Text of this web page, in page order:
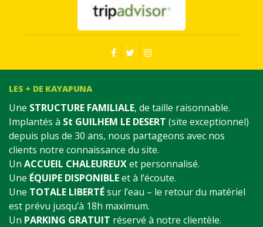
LES + DE KAYAPUNA
Une STRUCTURE FAMILIALE, de taille raisonnable.
Implantés à St GUILHEM LE DESERT (site exceptionnel)
depuis plus de 30 ans, nous partageons avec nos
clients notre connaissance du site.
Un ACCUEIL CHALEUREUXet personnalisé.
Une ÉQUIPE DISPONIBLEet à l’écoute.
Une TOTALE LIBERTÉsur l’eau – le retour du matériel
est prévu jusqu’à 18h maximum.
Un PARKING GRATUIT réservé à notre clientèle.